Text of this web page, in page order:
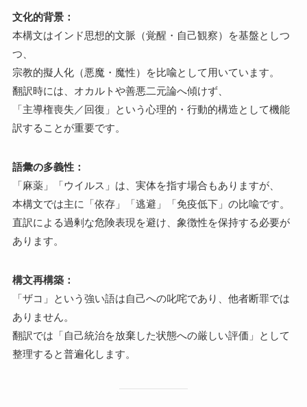
文化的背景：
本構文はインド思想的文脈（覚醒・自己観察）を基盤としつ
つ、
宗教的擬人化（悪魔・魔性）を比喩として用いています。
翻訳時には、オカルトや善悪二元論へ傾けず、
「主導権喪失／回復」という心理的・行動的構造として機能
訳することが重要です。
語彙の多義性：
「麻薬」「ウイルス」は、実体を指す場合もありますが、
本構文では主に「依存」「逃避」「免疫低下」の比喩です。
直訳による過剰な危険表現を避け、象徴性を保持する必要が
あります。
構文再構築：
「ザコ」という強い語は自己への叱咤であり、他者断罪では
ありません。
翻訳では「自己統治を放棄した状態への厳しい評価」として
整理すると普遍化します。